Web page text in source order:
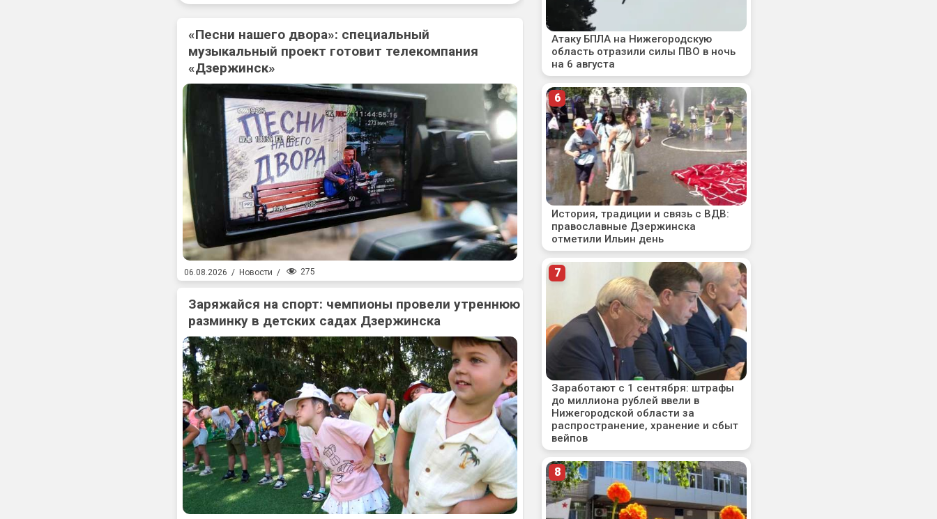
«Песни нашего двора»: специальный
музыкальный проект готовит телекомпания
«Дзержинск»
06.08.2026 / Новости / 275
Заряжайся на спорт: чемпионы провели утреннюю
разминку в детских садах Дзержинска